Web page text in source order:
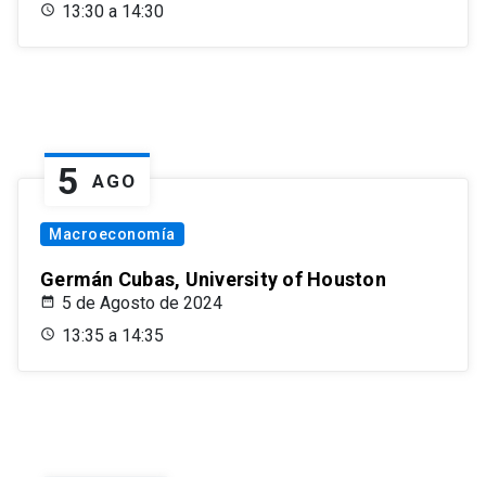
13:30 a 14:30
5 AGO
Macroeconomía
Germán Cubas, University of Houston
5 de Agosto de 2024
13:35 a 14:35